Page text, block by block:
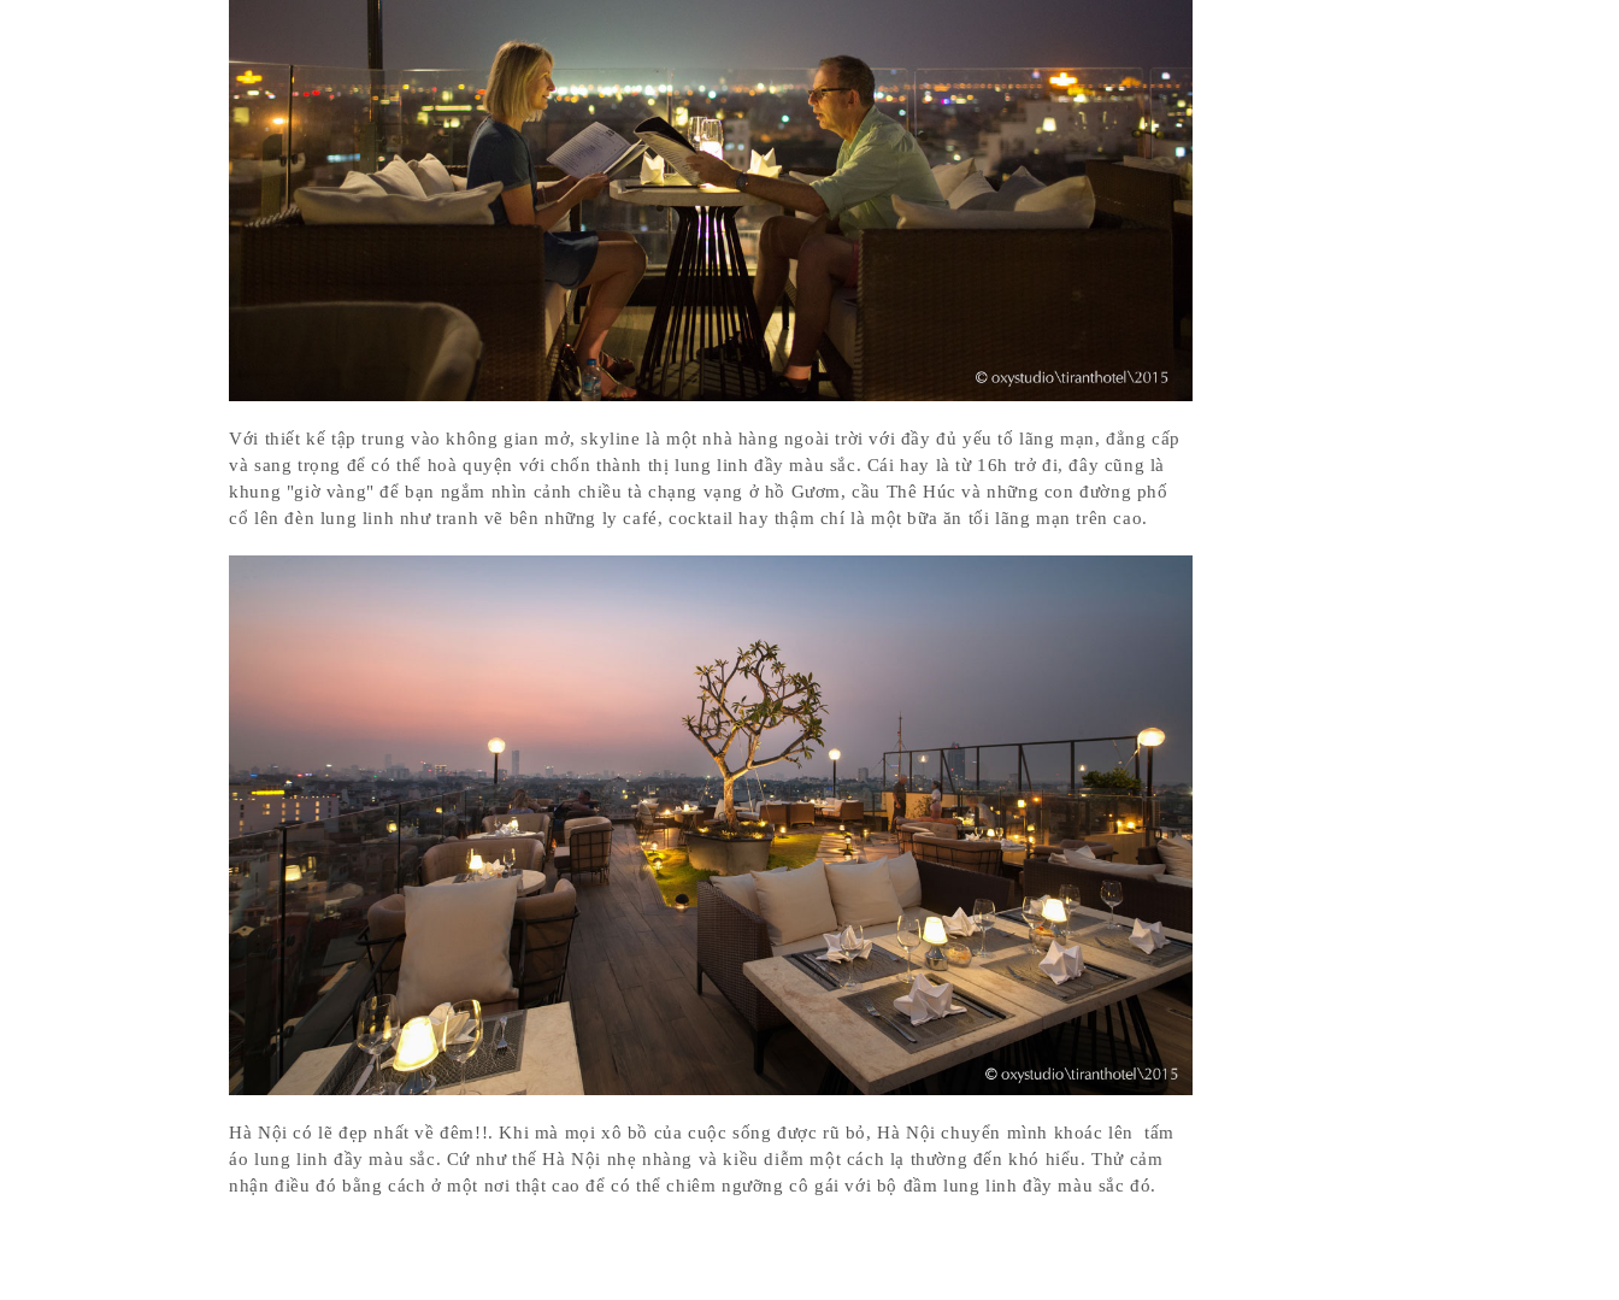
Với thiết kế tập trung vào không gian mở, skyline là một nhà hàng ngoài trời với đầy đủ yếu tố lãng mạn, đẳng cấp
và sang trọng để có thể hoà quyện với chốn thành thị lung linh đầy màu sắc. Cái hay là từ 16h trở đi, đây cũng là
khung "giờ vàng" để bạn ngắm nhìn cảnh chiều tà chạng vạng ở hồ Gươm, cầu Thê Húc và những con đường phố
cổ lên đèn lung linh như tranh vẽ bên những ly café, cocktail hay thậm chí là một bữa ăn tối lãng mạn trên cao.
Hà Nội có lẽ đẹp nhất về đêm!!. Khi mà mọi xô bồ của cuộc sống được rũ bỏ, Hà Nội chuyển mình khoác lên tấm
áo lung linh đầy màu sắc. Cứ như thế Hà Nội nhẹ nhàng và kiều diễm một cách lạ thường đến khó hiểu. Thử cảm
nhận điều đó bằng cách ở một nơi thật cao để có thể chiêm ngưỡng cô gái với bộ đầm lung linh đầy màu sắc đó.